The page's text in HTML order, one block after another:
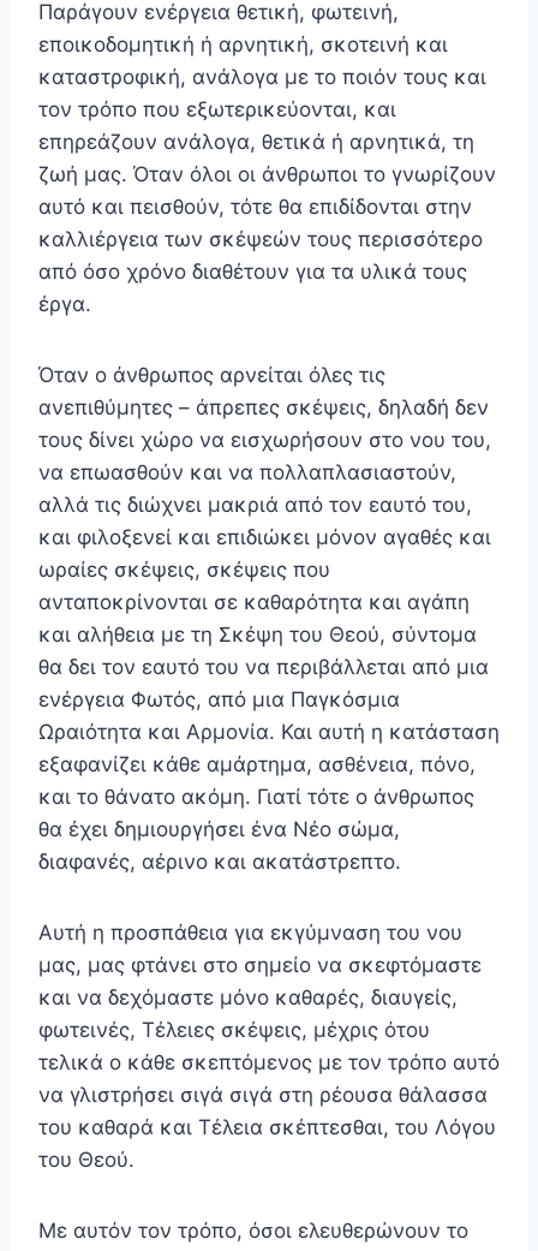
Παράγουν ενέργεια θετική, φωτεινή,
εποικοδομητική ή αρ­νητική, σκοτεινή και
καταστροφική, ανάλογα με το ποιόν τους και
τον τρόπο που εξωτερικεύονται, και
επηρεάζουν ανάλογα, θετικά ή αρνητικά, τη
ζωή μας. Όταν όλοι οι άν­θρωποι το γνωρίζουν
αυτό και πεισθούν, τότε θα επιδί­δονται στην
καλλιέργεια των σκέψεών τους περισσότερο
από όσο χρόνο διαθέτουν για τα υλικά τους
έργα.
Όταν ο άνθρωπος αρνείται όλες τις
ανεπιθύμητες – άπρεπες σκέψεις, δηλαδή δεν
τους δίνει χώρο να εισχω­ρήσουν στο νου του,
να επωασθούν και να πολλαπλασιαστούν,
αλλά τις διώχνει μακριά από τον εαυτό του,
και φιλοξενεί και επιδιώκει μόνον αγαθές και
ωραίες σκέψεις, σκέψεις που
ανταποκρίνονται σε καθαρότητα και αγάπη
και αλήθεια με τη Σκέψη του Θεού, σύντομα
θα δει τον εαυτό του να περιβάλλεται από μια
ενέργεια Φωτός, από μια Παγκόσμια
Ωραιότητα και Αρμονία. Και αυτή η κατά­σταση
εξαφανίζει κάθε αμάρτημα, ασθένεια, πόνο,
και το θάνατο ακόμη. Γιατί τότε ο άνθρωπος
θα έχει δημιουργή­σει ένα Νέο σώμα,
διαφανές, αέρινο και ακατάστρεπτο.
Αυτή η προσπάθεια για εκγύμναση του νου
μας, μας φτάνει στο σημείο να σκεφτόμαστε
και να δεχόμαστε μόνο καθαρές, διαυγείς,
φωτεινές, Τέλειες σκέψεις, μέχρις ότου
τελικά ο κάθε σκεπτόμενος με τον τρόπο αυτό
να γλιστρή­σει σιγά σιγά στη ρέουσα θάλασσα
του καθαρά και Τέλεια σκέπτεσθαι, του Λόγου
του Θεού.
Με αυτόν τον τρόπο, όσοι ελευθερώνουν το